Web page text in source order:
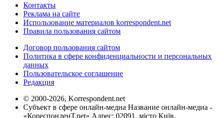
Контакты
Реклама на сайте
Использование материалов korrespondent.net
Правила пользования сайтом
Договор пользования сайтом
Политика в сфере конфиденциальности и персональных
данных
Пользовательское соглашение
Редакция
© 2000-2026, Korrespondent.net
Субъект в сфере онлайн-медиа Название онлайн-медиа -
«КореспонденТ.net» Адрес: 02091, місто Київ,